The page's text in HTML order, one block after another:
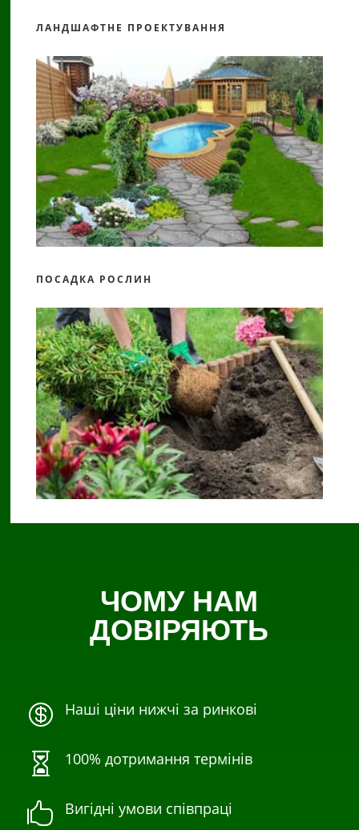
ЛАНДШАФТНЕ ПРОЕКТУВАННЯ
ПОСАДКА РОСЛИН
ЧОМУ НАМ
ДОВІРЯЮТЬ
 Наші ціни нижчі за ринкові
 100% дотримання термінів
 Вигідні умови співпраці